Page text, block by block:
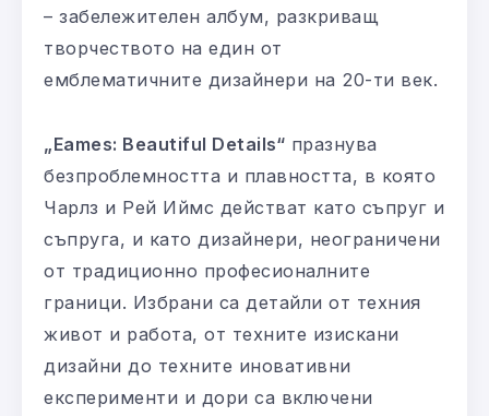
– забележителен албум, разкриващ
творчеството на един от
емблематичните дизайнери на 20-ти век.
„Eames: Beautiful Details“ празнува
безпроблемността и плавността, в която
Чарлз и Рей Иймс действат като съпруг и
съпруга, и като дизайнери, неограничени
от традиционно професионалните
граници. Избрани са детайли от техния
живот и работа, от техните изискани
дизайни до техните иновативни
експерименти и дори са включени